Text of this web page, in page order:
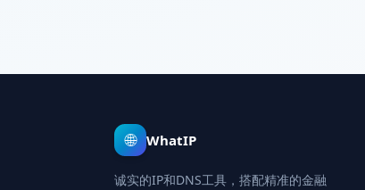
🌐 WhatIP
诚实的IP和DNS工具，搭配精准的金融